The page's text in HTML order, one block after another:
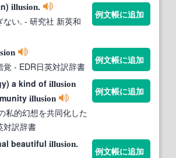
illusion.
ない. - 研究社 新英和
例文帳に追加
覚 - EDR日英対訳辞書
例文帳に追加
a kind of illusion
illusion
私的幻想を共同化した
対訳辞書
例文帳に追加
beautiful illusion.
例文帳に追加